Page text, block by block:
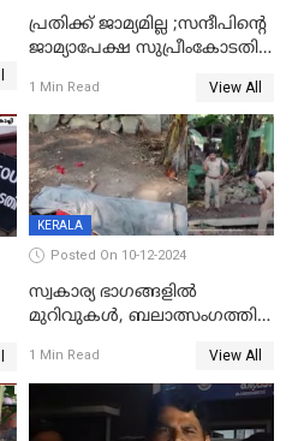
പ്രതിക്ക് ജാമ്യമില്ല ;സന്ദീപിന്റെ
ജാമ്യാപേക്ഷ സുപ്രീംകോടതി
1 Min Read View All
KERALA
Posted On 10-12-2024
സ്വകാര്യ ഭാഗങ്ങളിൽ
മുറിവുകൾ, ബലാത്സംഗത്തിന്
കൊലപാതകത്തില്‍
പോസ്റ്റ്‌മോർട്ടം റിപ്പോർട്ട്
1 Min Read View All